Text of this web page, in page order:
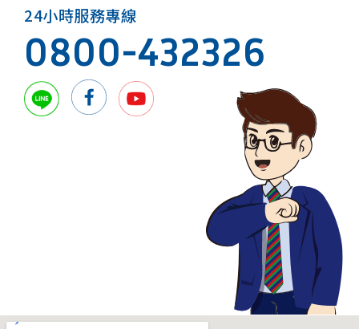
24小時服務專線
0800-432326